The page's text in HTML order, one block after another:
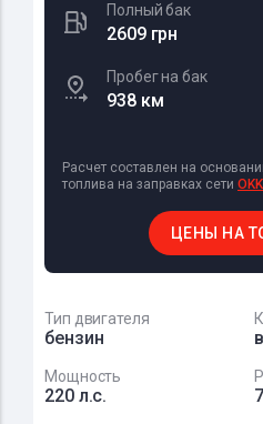
Полный бак
2609 грн
Пробег на бак
938 км
Расчет составлен на
топлива на заправках сети
ЦЕНЫ НА
Тип двигателя
бензин
Мощность
220 л.с.